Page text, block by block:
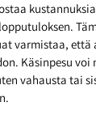
varmistaa, että
Käsinpesu voi
vahausta tai